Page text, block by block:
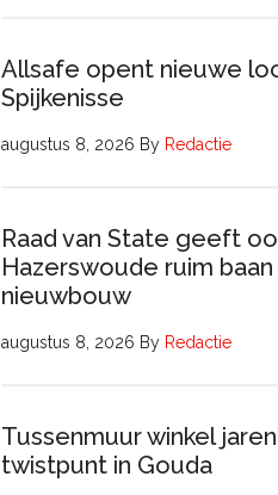
Allsafe opent nieuwe
Spijkenisse
augustus 8, 2026 By Redactie
Raad van State geeft
Hazerswoude ruim
nieuwbouw
augustus 8, 2026 By Redactie
Tussenmuur winkel
twistpunt in Gouda